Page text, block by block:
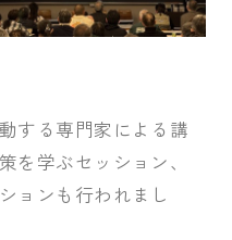
する専門家による講
を学ぶセッション、
ョンも行われまし